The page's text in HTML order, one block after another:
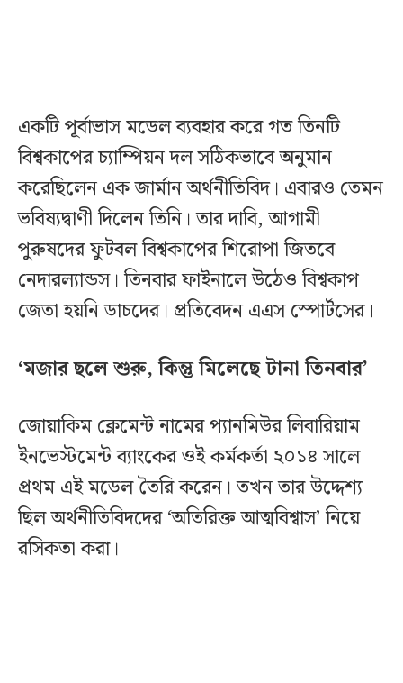
একটি পূর্বাভাস মডেল ব্যবহার করে গত তিনটি
বিশ্বকাপের চ্যাম্পিয়ন দল সঠিকভাবে অনুমান
করেছিলেন এক জার্মান অর্থনীতিবিদ। এবারও তেমন
ভবিষ্যদ্বাণী দিলেন তিনি। তার দাবি, আগামী
পুরুষদের ফুটবল বিশ্বকাপের শিরোপা জিতবে
নেদারল্যান্ডস। তিনবার ফাইনালে উঠেও বিশ্বকাপ
জেতা হয়নি ডাচদের। প্রতিবেদন এএস স্পোর্টসের।
‘মজার ছলে শুরু, কিন্তু মিলেছে টানা তিনবার’
জোয়াকিম ক্লেমেন্ট নামের প্যানমিউর লিবারিয়াম
ইনভেস্টমেন্ট ব্যাংকের ওই কর্মকর্তা ২০১৪ সালে
প্রথম এই মডেল তৈরি করেন। তখন তার উদ্দেশ্য
ছিল অর্থনীতিবিদদের ‘অতিরিক্ত আত্মবিশ্বাস’ নিয়ে
রসিকতা করা।